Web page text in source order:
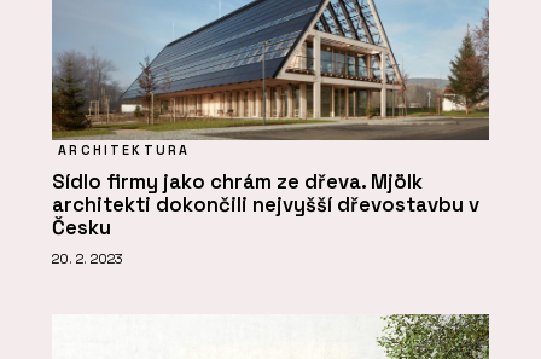
ARCHITEKTURA
Sídlo firmy jako chrám ze dřeva. Mjölk
architekti dokončili nejvyšší dřevostavbu v
Česku
20. 2. 2023